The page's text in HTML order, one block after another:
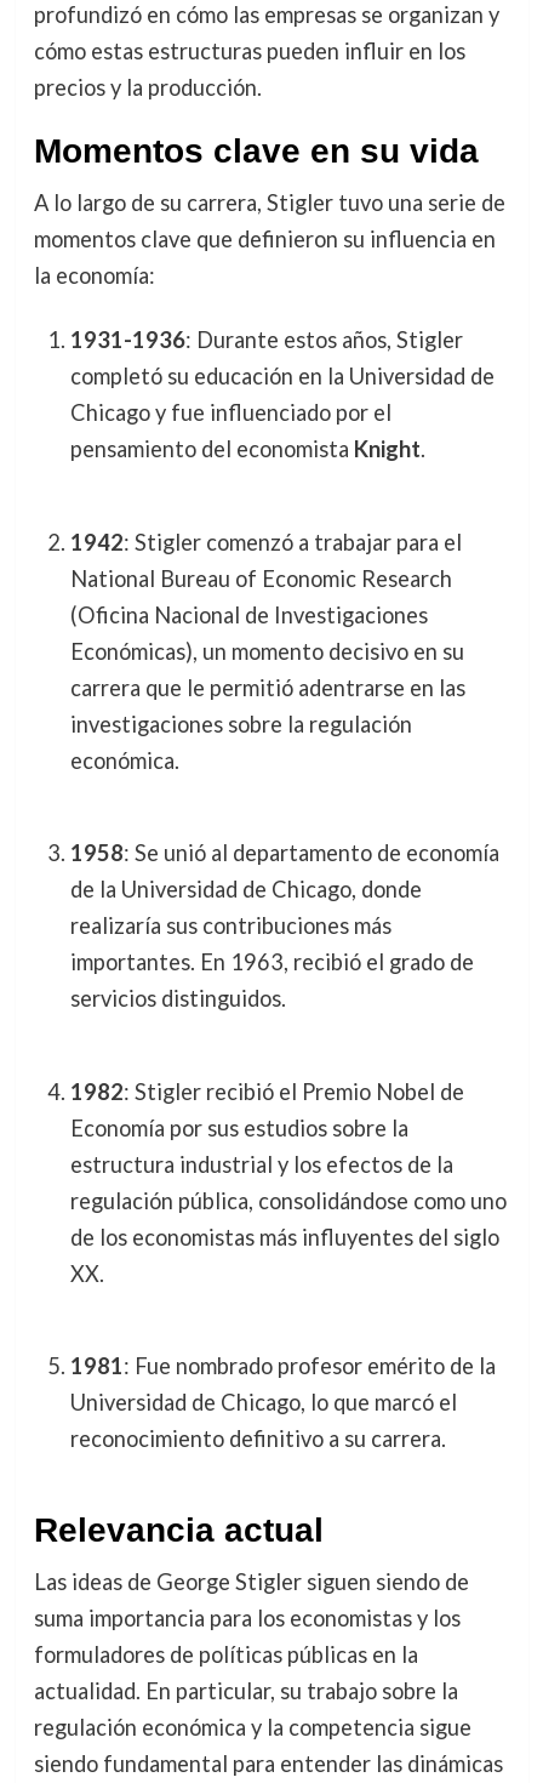
profundizó en cómo las empresas se organizan y
cómo estas estructuras pueden influir en los
precios y la producción.
Momentos clave en su vida
A lo largo de su carrera, Stigler tuvo una serie de
momentos clave que definieron su influencia en
la economía:
1931-1936: Durante estos años, Stigler
completó su educación en la Universidad de
Chicago y fue influenciado por el
pensamiento del economista Knight.
1942: Stigler comenzó a trabajar para el
National Bureau of Economic Research
(Oficina Nacional de Investigaciones
Económicas), un momento decisivo en su
carrera que le permitió adentrarse en las
investigaciones sobre la regulación
económica.
1958: Se unió al departamento de economía
de la Universidad de Chicago, donde
realizaría sus contribuciones más
importantes. En 1963, recibió el grado de
servicios distinguidos.
1982: Stigler recibió el Premio Nobel de
Economía por sus estudios sobre la
estructura industrial y los efectos de la
regulación pública, consolidándose como uno
de los economistas más influyentes del siglo
XX.
1981: Fue nombrado profesor emérito de la
Universidad de Chicago, lo que marcó el
reconocimiento definitivo a su carrera.
Relevancia actual
Las ideas de George Stigler siguen siendo de
suma importancia para los economistas y los
formuladores de políticas públicas en la
actualidad. En particular, su trabajo sobre la
regulación económica y la competencia sigue
siendo fundamental para entender las dinámicas